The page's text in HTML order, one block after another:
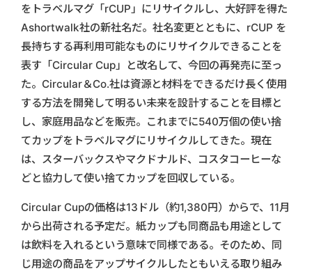
をトラベルマグ「rCUP」にリサイクルし、大好評を得た
Ashortwalk社の新社名だ。社名変更とともに、rCUP を
長持ちする再利用可能なものにリサイクルできることを
表す「Circular Cup」と改名して、今回の再発売に至っ
た。Circular＆Co.社は資源と材料をできるだけ長く使用
する方法を開発して明るい未来を設計することを目標と
し、家庭用品などを販売。これまでに540万個の使い捨
てカップをトラベルマグにリサイクルしてきた。現在
は、スターバックスやマクドナルド、コスタコーヒーな
どと協力して使い捨てカップを回収している。
Circular Cupの価格は13ドル（約1,380円）からで、11月
から出荷される予定だ。紙カップも同商品も用途として
は飲料を入れるという意味で同様である。そのため、同
じ用途の商品をアップサイクルしたともいえる取り組み